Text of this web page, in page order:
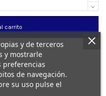
carrito
y de terceros
y mostrarle
preferencias
de navegación.
su uso pulse el